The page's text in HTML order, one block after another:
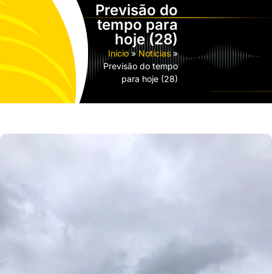
Previsão do
tempo para
hoje (28)
Início»Notícias »
Previsão do tempo
para hoje (28)